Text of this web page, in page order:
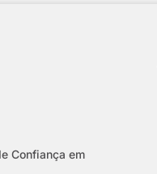
Confiança em